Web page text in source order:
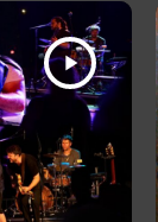
play_arrow